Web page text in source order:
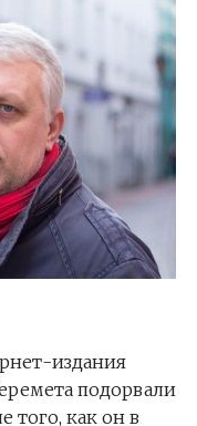
издания
подорвали
того, как он в